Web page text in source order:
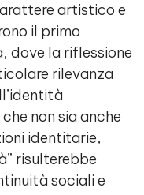
artistico e
il primo
dove la riflessione
rilevanza
non sia anche
identitarie,
risulterebbe
sociali e